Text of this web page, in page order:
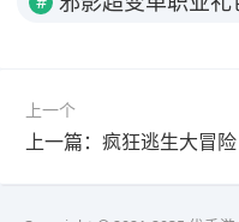
上一个
上一篇：疯狂逃生大冒险